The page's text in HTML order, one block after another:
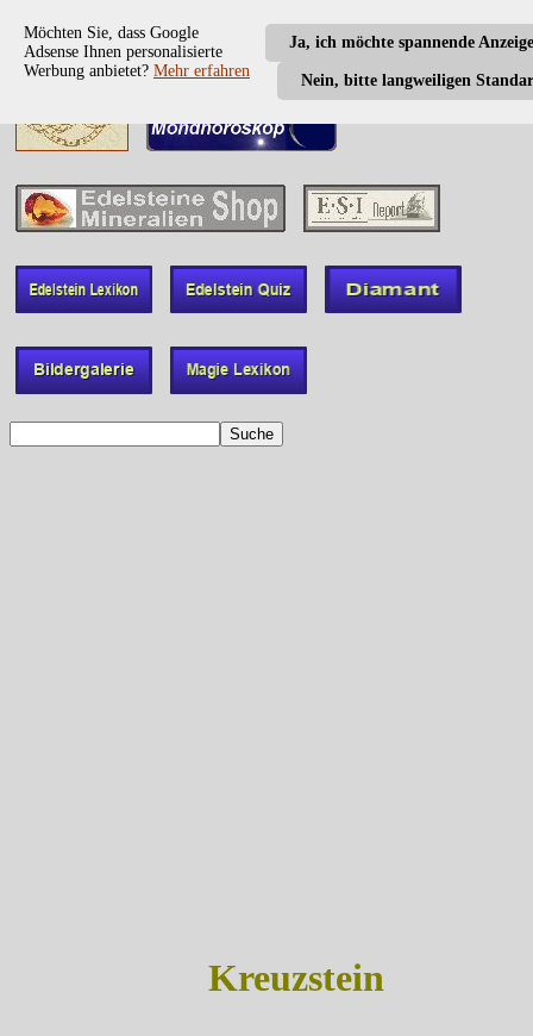
Ja, ich möchte spannende
Nein, bitte langweiligen
Möchten Sie, dass Google
Adsense Ihnen personalisierte
Werbung anbietet? Mehr erfahren
Kreuzstein